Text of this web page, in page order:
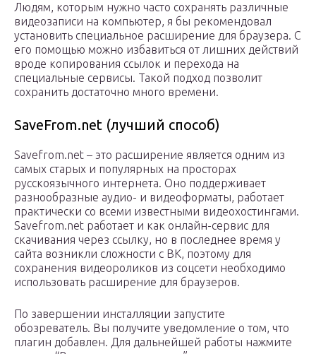
Людям, которым нужно часто сохранять различные
видеозаписи на компьютер, я бы рекомендовал
установить специальное расширение для браузера. С
его помощью можно избавиться от лишних действий
вроде копирования ссылок и перехода на
специальные сервисы. Такой подход позволит
сохранить достаточно много времени.
SaveFrom.net (лучший способ)
Savefrom.net – это расширение является одним из
самых старых и популярных на просторах
русскоязычного интернета. Оно поддерживает
разнообразные аудио- и видеоформаты, работает
практически со всеми известными видеохостингами.
Savefrom.net работает и как онлайн-сервис для
скачивания через ссылку, но в последнее время у
сайта возникли сложности с ВК, поэтому для
сохранения видеороликов из соцсети необходимо
использовать расширение для браузеров.
По завершении инсталляции запустите
обозреватель. Вы получите уведомление о том, что
плагин добавлен. Для дальнейшей работы нажмите